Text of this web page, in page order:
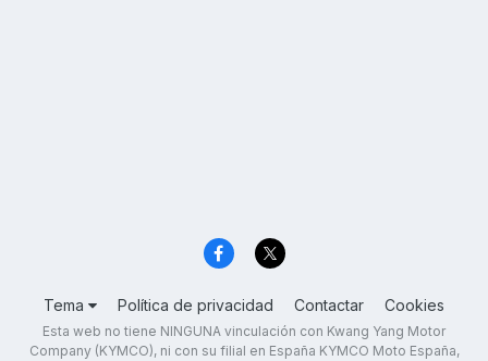
Tema Política de privacidad Contactar Cookies
Esta web no tiene NINGUNA vinculación con Kwang Yang Motor
Company (KYMCO), ni con su filial en España KYMCO Moto España,